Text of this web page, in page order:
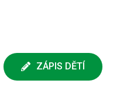
ZÁPIS DĚTÍ